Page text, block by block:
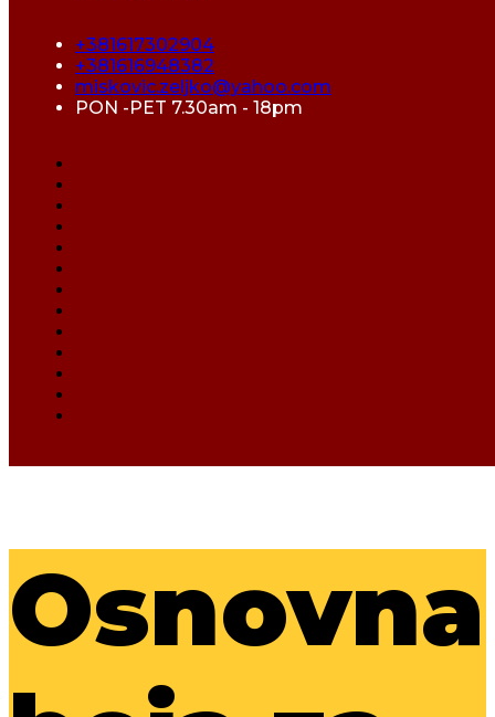
+381617302904
+381616948382
miskovic.zeljko@yahoo.com
PON -PET 7.30am - 18pm
Osnovna